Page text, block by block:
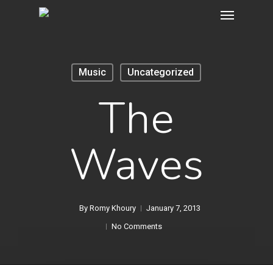
Music Uncategorized
The
Waves
By Romy Khoury
January 7, 2013
No Comments